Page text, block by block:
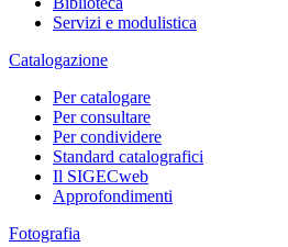
Servizi e modulistica
Catalogazione
Per catalogare
Per consultare
Per condividere
Standard catalografici
Il SIGECweb
Approfondimenti
Fotografia